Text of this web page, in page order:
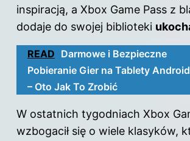
inspiracją, a Xbox Game Pass z
dodaje do swojej biblioteki
READ Darmowe i Bezpieczne
Pobieranie Gier na Tablety Android
– Oto Jak To Zrobić
W ostatnich tygodniach Xbox
wzbogacił się o wiele klasyków,